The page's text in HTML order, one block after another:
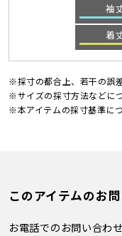
袖
着
※採寸の都合上、若干の誤
※サイズの採寸方法などに
※本アイテムの採寸基準に
このアイテムのお
お電話でのお問い合わ